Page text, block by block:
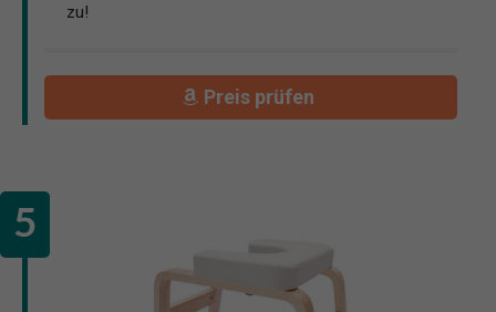
zu!
Preis prüfen